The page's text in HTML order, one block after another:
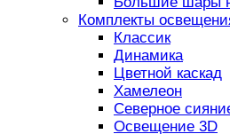
Комплекты
Классик
Динамика
Цветной каскад
Хамелеон
Северное
Освещение 3D